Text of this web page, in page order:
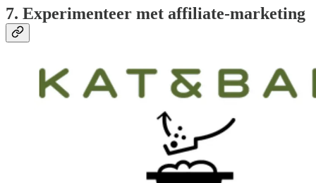
7. Experimenteer met affiliate-marketing